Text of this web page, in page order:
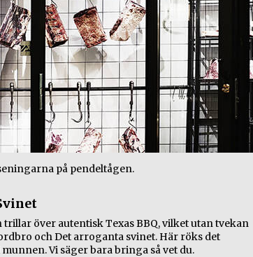
på pendeltågen.
trillar över autentisk Texas BBQ, vilket utan tvekan
och Det arroganta svinet. Här röks det
Vi säger bara bringa så vet du.